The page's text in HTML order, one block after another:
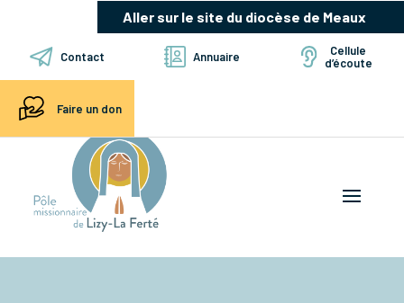
Aller sur le site du diocèse de Meaux
Contact Annuaire
Cellule
d’écoute
Faire un don